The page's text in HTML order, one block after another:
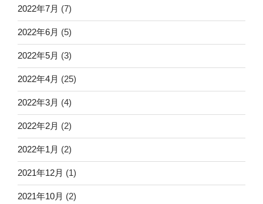
2022年7月 (7)
2022年6月 (5)
2022年5月 (3)
2022年4月 (25)
2022年3月 (4)
2022年2月 (2)
2022年1月 (2)
2021年12月 (1)
2021年10月 (2)